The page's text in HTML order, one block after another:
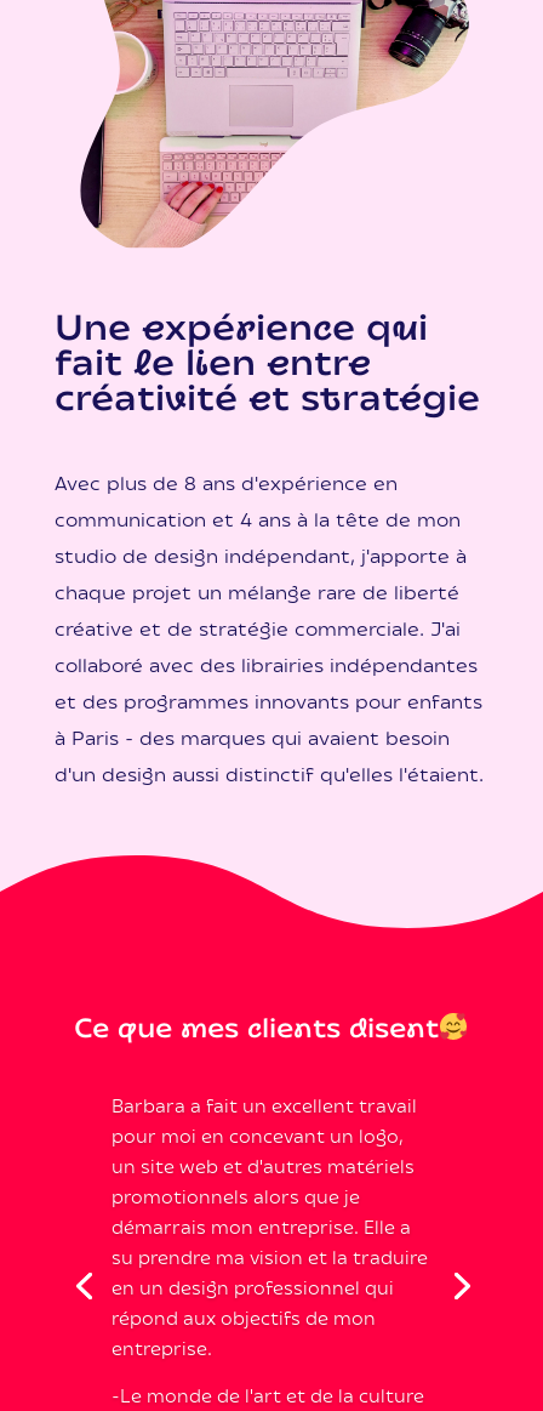
Une expérience qui
fait le lien entre
créativité et stratégie
Avec plus de 8 ans d'expérience en
communication et 4 ans à la tête de mon
studio de design indépendant, j'apporte à
chaque projet un mélange rare de liberté
créative et de stratégie commerciale. J'ai
collaboré avec des librairies indépendantes
et des programmes innovants pour enfants
à Paris - des marques qui avaient besoin
d'un design aussi distinctif qu'elles l'étaient.
Ce que mes clients disent
Barbara a fait un excellent travail
pour moi en concevant un logo,
un site web et d'autres matériels
promotionnels alors que je
démarrais mon entreprise. Elle a
su prendre ma vision et la traduire
en un design professionnel qui
répond aux objectifs de mon
entreprise.
-Le monde de l'art et de la culture